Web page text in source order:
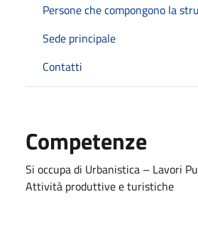
Persone che compongono la
Sede principale
Contatti
Competenze
Si occupa di Urbanistica – Lavori
Attività produttive e turistiche